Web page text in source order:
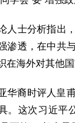
人士分析指出
渗透，在中共
在海外对其他
华裔时评人皇
。这次习近平